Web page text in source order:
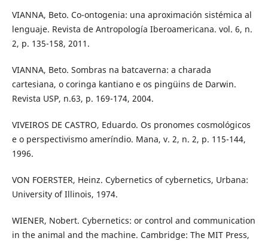
VIANNA, Beto. Co-ontogenia: una aproximación sistémica al
lenguaje. Revista de Antropología Iberoamericana. vol. 6, n.
2, p. 135-158, 2011.
VIANNA, Beto. Sombras na batcaverna: a charada
cartesiana, o coringa kantiano e os pingüins de Darwin.
Revista USP, n.63, p. 169-174, 2004.
VIVEIROS DE CASTRO, Eduardo. Os pronomes cosmológicos
e o perspectivismo ameríndio. Mana, v. 2, n. 2, p. 115-144,
1996.
VON FOERSTER, Heinz. Cybernetics of cybernetics, Urbana:
University of Illinois, 1974.
WIENER, Nobert. Cybernetics: or control and communication
in the animal and the machine. Cambridge: The MIT Press,